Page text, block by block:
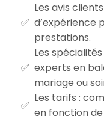
Les avis
d’expérience
prestations.
Les
experts en
mariage ou
Les tarifs :
en fonction